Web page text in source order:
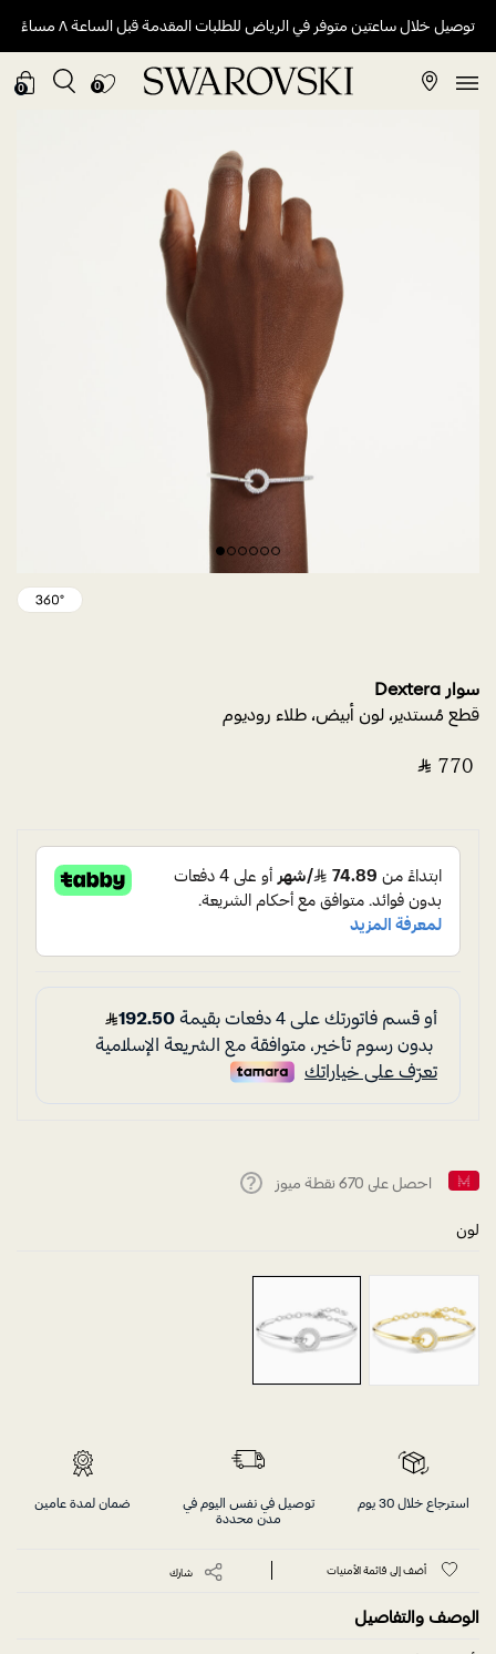
توصيل خلال ساعتين متوفر في الرياض للطلبات المقدمة قبل الساعة ٨ مساءً
0
0
سوار Dextera
قطع مُستدير، لون أبيض، طلاء روديوم
‎ ⃁ ⁦770⁩ ‎
احصل على 670 نقطة ميوز
لون
استرجاع خلال 30 يوم
توصيل في نفس اليوم في
مدن محددة
ضمان لمدة عامين
أضف إلى قائمة الأمنيات شارك
الوصف والتفاصيل